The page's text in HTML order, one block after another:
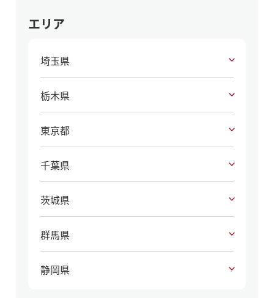
エリア
埼玉県
栃木県
東京都
千葉県
茨城県
群馬県
静岡県